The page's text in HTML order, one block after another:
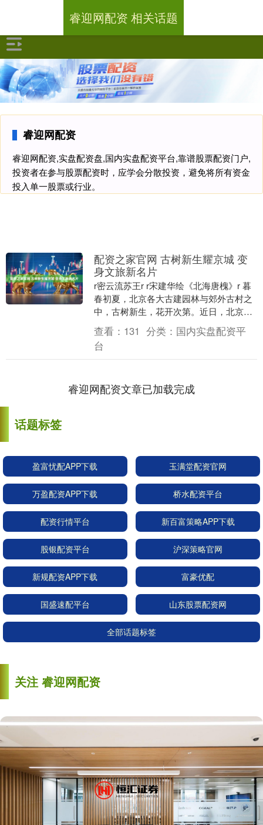
睿迎网配资
睿迎网配资,实盘配资盘,国内实盘配资平台,靠谱股票配资门户,
投资者在参与股票配资时，应学会分散投资，避免将所有资金
投入单一股票或行业。
睿迎网配资 相关话题
配资之家官网 古树新生耀京城 变
身文旅新名片
r密云流苏王r r宋建华绘《北海唐槐》r 暮
春初夏，北京各大古建园林与郊外古村之
中，古树新生，花开次第。近日，北京
580岁流苏王在密云盛放，遒劲的枝干间
缀满簇簇....
查看： 131 分类： 国内实盘配资平
台
睿迎网配资文章已加载完成
话题标签
盈富忧配APP下载 玉满堂配资官网
万盈配资APP下载 桥水配资平台
配资行情平台 新百富策略APP下载
股银配资平台 沪深策略官网
新规配资APP下载 富豪优配
国盛速配平台 山东股票配资网
全部话题标签
关注 睿迎网配资